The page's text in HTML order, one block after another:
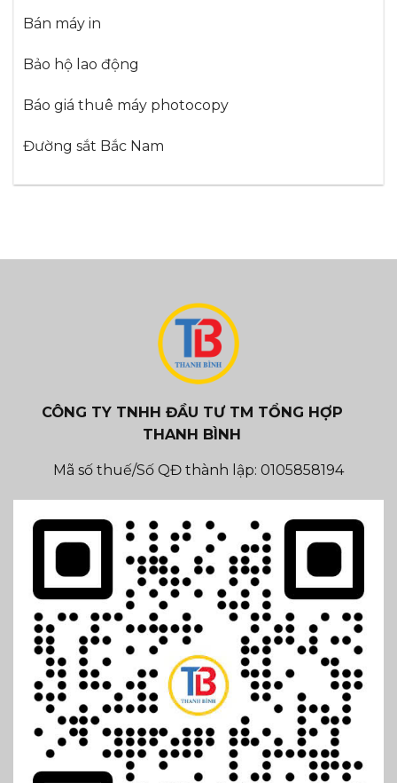
Bán máy in
Bảo hộ lao động
Báo giá thuê máy photocopy
Đường sắt Bắc Nam
CÔNG TY TNHH ĐẦU TƯ TM TỔNG HỢP
THANH BÌNH
Mã số thuế/Số QĐ thành lập: 0105858194